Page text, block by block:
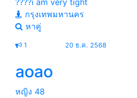
????i am very tight
กรุงเทพมหานคร
หาคู่
1 20 ธ.ค. 2568
aoao
หญิง 48